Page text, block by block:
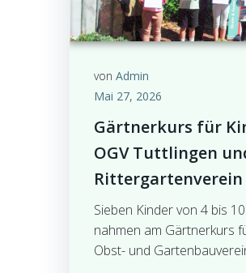
von Admin
Mai 27, 2026
Gärtnerkurs für
OGV Tuttlingen
Rittergartenverein
Sieben Kinder von 4 bis
nahmen am Gärtnerkurs
Obst- und